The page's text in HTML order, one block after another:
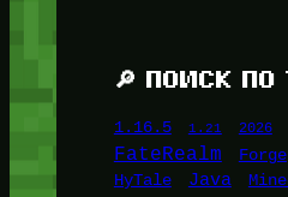
🔎 ПОИСК
1.16.5 1.21 2026
FateRealm Forge
HyTale Java